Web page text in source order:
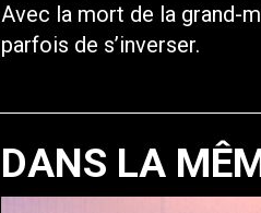
Avec la mort de la grand-
parfois de s’inverser.
DANS LA